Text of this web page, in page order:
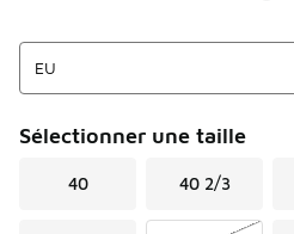
Sélectionner une taille
40 40 2/3